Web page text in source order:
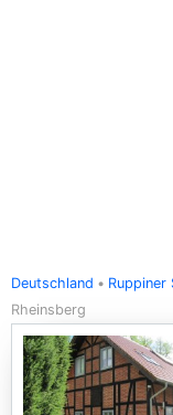
Deutschland Ruppiner
Rheinsberg